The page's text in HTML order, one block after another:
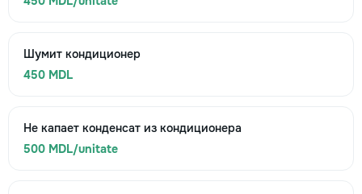
Шумит кондиционер
450 MDL
Не капает конденсат из кондиционера
500 MDL/unitate